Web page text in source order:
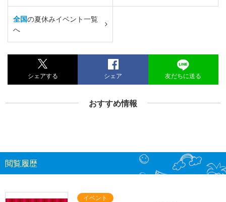
全国の夏休みイベント一覧
へ
シェアする シェア 友だちに送る
おすすめ情報
閲覧履歴